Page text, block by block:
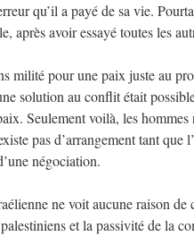
qu’il a payé de sa vie.
après avoir essayé toutes les
milité pour une paix juste au
solution au conflit était
Seulement voilà, les
pas d’arrangement tant
négociation.
ne voit aucune raison
et la passivité de la